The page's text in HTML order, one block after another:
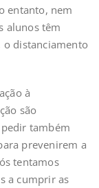
entanto, nem
alunos têm
distanciamento
à
são
também
prevenirem a
tentamos
a cumprir as